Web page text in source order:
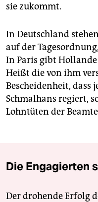
sie zukommt.
In Deutschland
auf der
In Paris gibt
Heißt die von ihm
Bescheidenheit,
Schmalhans regiert,
Lohntüten der
Die Engagierten
Der drohende Erfolg